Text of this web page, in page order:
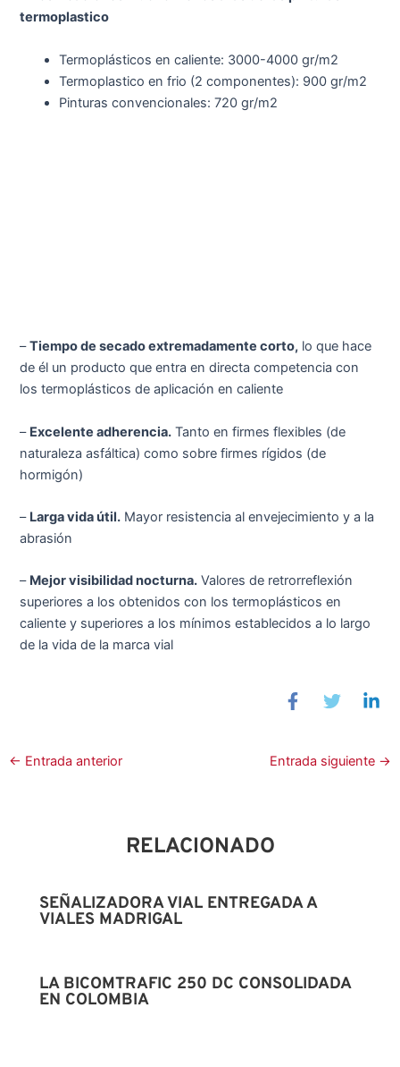
termoplastico
Termoplásticos en caliente: 3000-4000 gr/m2
Termoplastico en frio (2 componentes): 900 gr/m2
Pinturas convencionales: 720 gr/m2
–Tiempo de secado extremadamente corto, lo que hace
de él un producto que entra en directa competencia con
los termoplásticos de aplicación en caliente
– Excelente adherencia. Tanto en firmes flexibles (de
naturaleza asfáltica) como sobre firmes rígidos (de
hormigón)
– Larga vida útil. Mayor resistencia al envejecimiento y a la
abrasión
– Mejor visibilidad nocturna. Valores de retrorreflexión
superiores a los obtenidos con los termoplásticos en
caliente y superiores a los mínimos establecidos a lo largo
de la vida de la marca vial
← Entrada anterior Entrada siguiente →
RELACIONADO
SEÑALIZADORA VIAL ENTREGADA A
VIALES MADRIGAL
LA BICOMTRAFIC 250 DC CONSOLIDADA
EN COLOMBIA